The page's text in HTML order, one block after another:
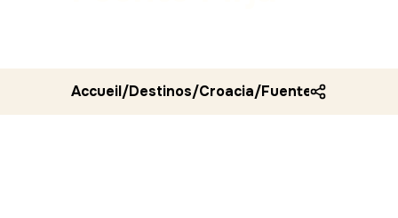
Accueil/Destinos/Croacia/Fuente pirja